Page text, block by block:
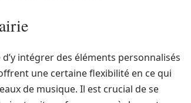
intégrer des éléments personnalisés
une certaine flexibilité en ce qui
de musique. Il est crucial de se